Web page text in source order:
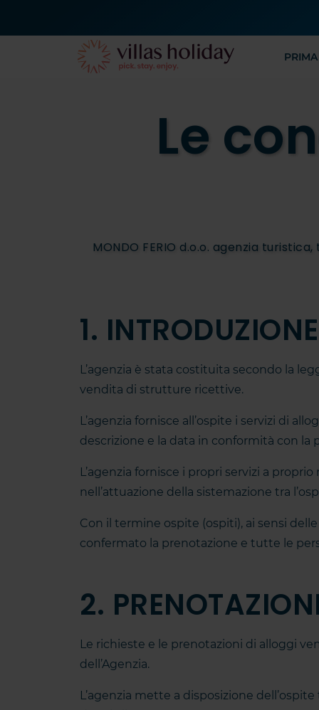
Le
MONDO FERIO d.o.o. agenzia
1. INTRODUZIONE
L’agenzia è stata costituita secondo la
vendita di strutture ricettive.
L’agenzia fornisce all’ospite i servizi di
descrizione e la data in conformità con la
L’agenzia fornisce i propri servizi a
nell’attuazione della sistemazione tra
Con il termine ospite (ospiti), ai sensi
confermato la prenotazione e tutte le
2.
Le richieste e le prenotazioni di alloggi
dell’Agenzia.
L’agenzia mette a disposizione